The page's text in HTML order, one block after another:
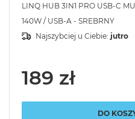
LINQ HUB 3IN1 PRO USB-C
140W / USB-A - SREBRNY
Najszybciej u Ciebie: jutro
189 zł
DO